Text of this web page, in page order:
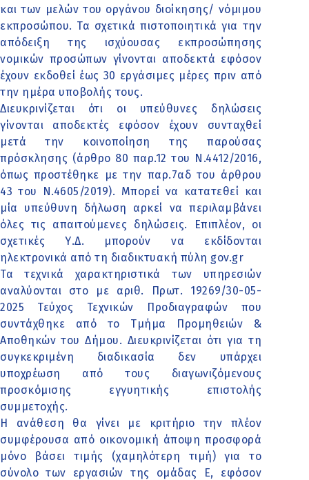
και των μελών του οργάνου διοίκησης/ νόμιμου
εκπροσώπου. Τα σχετικά πιστοποιητικά για την
απόδειξη της ισχύουσας εκπροσώπησης
νομικών προσώπων γίνονται αποδεκτά εφόσον
έχουν εκδοθεί έως 30 εργάσιμες μέρες πριν από
την ημέρα υποβολής τους.
Διευκρινίζεται ότι οι υπεύθυνες δηλώσεις
γίνονται αποδεκτές εφόσον έχουν συνταχθεί
μετά την κοινοποίηση της παρούσας
πρόσκλησης (άρθρο 80 παρ.12 του Ν.4412/2016,
όπως προστέθηκε με την παρ.7αδ του άρθρου
43 του Ν.4605/2019). Μπορεί να κατατεθεί και
μία υπεύθυνη δήλωση αρκεί να περιλαμβάνει
όλες τις απαιτούμενες δηλώσεις. Επιπλέον, οι
σχετικές Υ.Δ. μπορούν να εκδίδονται
ηλεκτρονικά από τη διαδικτυακή πύλη gov.gr
Τα τεχνικά χαρακτηριστικά των υπηρεσιών
αναλύονται στο με αριθ. Πρωτ. 19269/30-05-
2025 Τεύχος Τεχνικών Προδιαγραφών που
συντάχθηκε από το Τμήμα Προμηθειών &
Αποθηκών του Δήμου. Διευκρινίζεται ότι για τη
συγκεκριμένη διαδικασία δεν υπάρχει
υποχρέωση από τους διαγωνιζόμενους
προσκόμισης εγγυητικής επιστολής
συμμετοχής.
Η ανάθεση θα γίνει με κριτήριο την πλέον
συμφέρουσα από οικονομική άποψη προσφορά
μόνο βάσει τιμής (χαμηλότερη τιμή) για το
σύνολο των εργασιών της ομάδας Ε, εφόσον